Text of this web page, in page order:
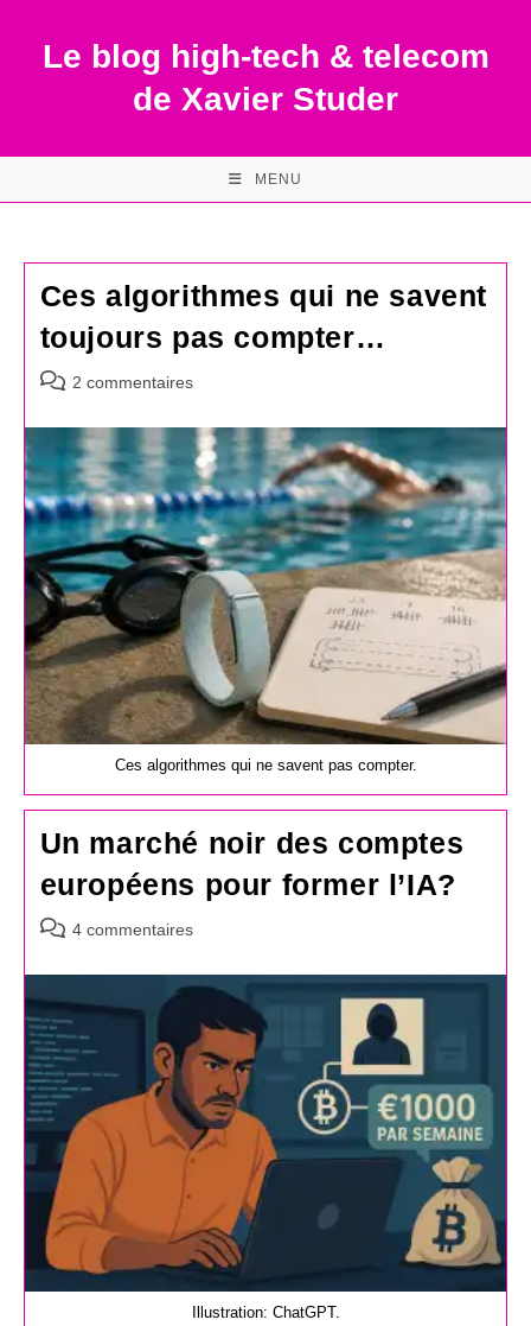
contentLe blog high-tech & telecom
de Xavier Studer
MENU
Ces algorithmes qui ne savent
toujours pas compter…
Commentaires
la
publication :
2 commentaires
Ces algorithmes qui ne savent pas compter.
Un marché noir des comptes
européens pour former l’IA?
Commentaires
la
publication :
4 commentaires
Illustration: ChatGPT.